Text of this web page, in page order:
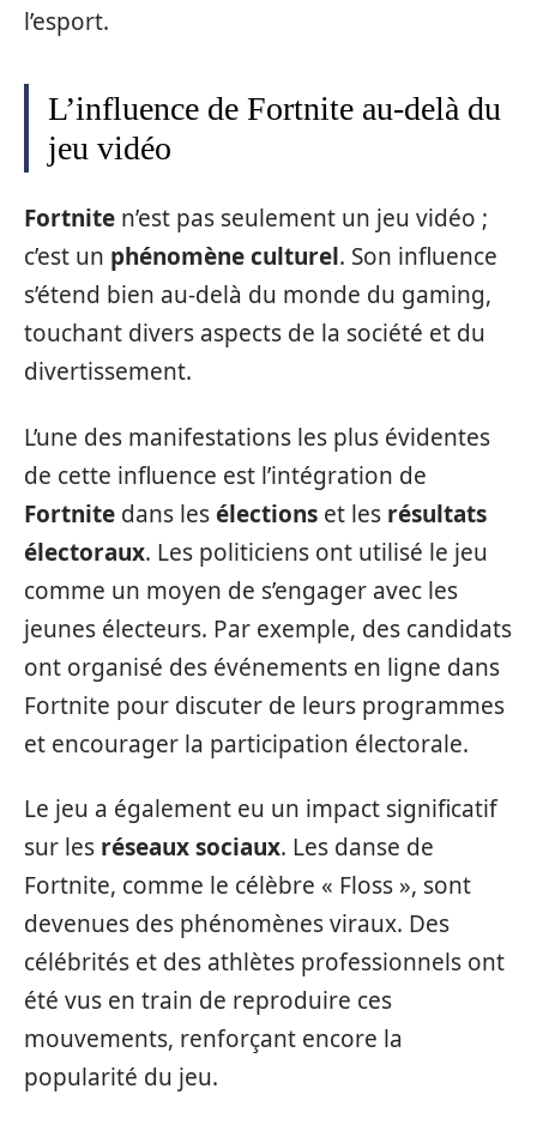
l’esport.
L’influence de Fortnite au-delà du
jeu vidéo
Fortnite n’est pas seulement un jeu vidéo ;
c’est un phénomène culturel. Son influence
s’étend bien au-delà du monde du gaming,
touchant divers aspects de la société et du
divertissement.
L’une des manifestations les plus évidentes
de cette influence est l’intégration de
Fortnite dans lesélections et les résultats
électoraux. Les politiciens ont utilisé le jeu
comme un moyen de s’engager avec les
jeunes électeurs. Par exemple, des candidats
ont organisé des événements en ligne dans
Fortnite pour discuter de leurs programmes
et encourager la participation électorale.
Le jeu a également eu un impact significatif
sur les réseaux sociaux. Les danse de
Fortnite, comme le célèbre « Floss », sont
devenues des phénomènes viraux. Des
célébrités et des athlètes professionnels ont
été vus en train de reproduire ces
mouvements, renforçant encore la
popularité du jeu.